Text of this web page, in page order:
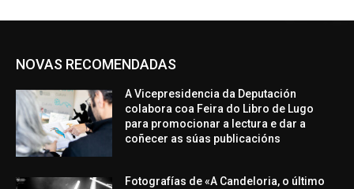
NOVAS RECOMENDADAS
A Vicepresidencia da Deputación
colabora coa Feira do Libro de Lugo
para promocionar a lectura e dar a
coñecer as súas publicacións
Fotografías de «A Candeloria, o último